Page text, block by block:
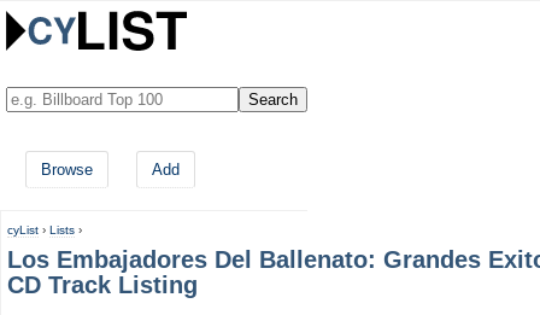
Browse Add
cyList › Lists ›
Los Embajadores Del Ballenato: Grandes
CD Track Listing